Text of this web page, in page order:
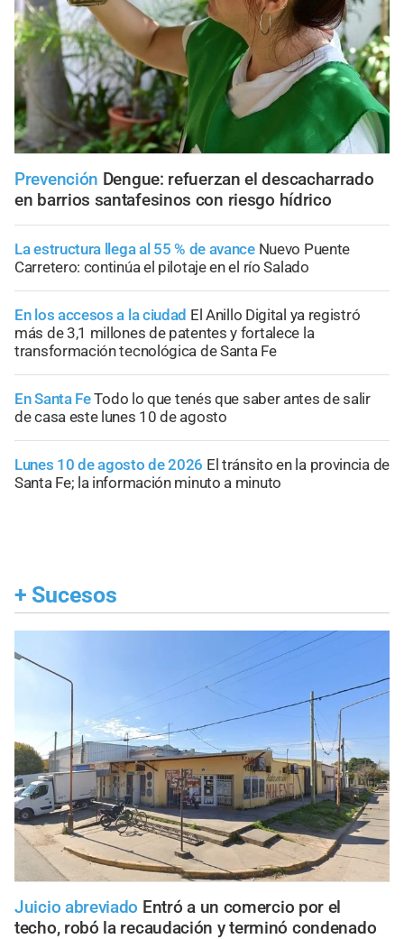
Prevención Dengue: refuerzan el descacharrado
en barrios santafesinos con riesgo hídrico
La estructura llega al 55 % de avance Nuevo Puente
Carretero: continúa el pilotaje en el río Salado
En los accesos a la ciudad El Anillo Digital ya registró
más de 3,1 millones de patentes y fortalece la
transformación tecnológica de Santa Fe
En Santa FeTodo lo que tenés que saber antes de salir
de casa este lunes 10 de agosto
Lunes 10 de agosto de 2026 El tránsito en la provincia de
Santa Fe; la información minuto a minuto
+ Sucesos
Juicio abreviado Entró a un comercio por el
techo, robó la recaudación y terminó condenado